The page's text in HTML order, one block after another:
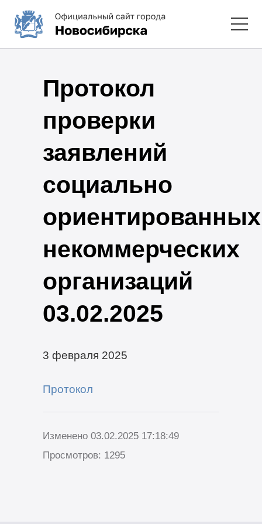
Протокол
проверки
заявлений
социально
ориентированных
некоммерческих
организаций
03.02.2025
3 февраля 2025
Протокол
Изменено 03.02.2025 17:18:49
Просмотров: 1295